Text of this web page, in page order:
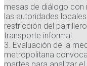
mesas de diálogo
las autoridades
restricción del
transporte informal.
3. Evaluación de la
metropolitana